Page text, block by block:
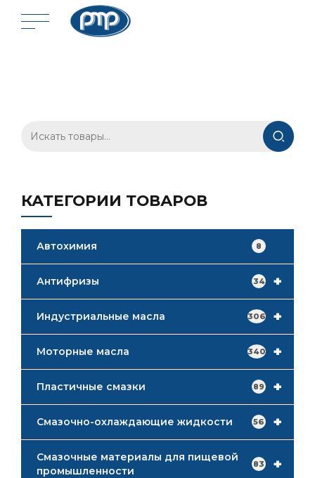
КАТЕГОРИИ ТОВАРОВ
Автохимия 8
+
Антифризы 34
+
Индустриальные масла 306
+
Моторные масла 340
+
Пластичные смазки 89
+
Смазочно-охлаждающие жидкости 56
+
Смазочные материалы для пищевой
промышленности
83